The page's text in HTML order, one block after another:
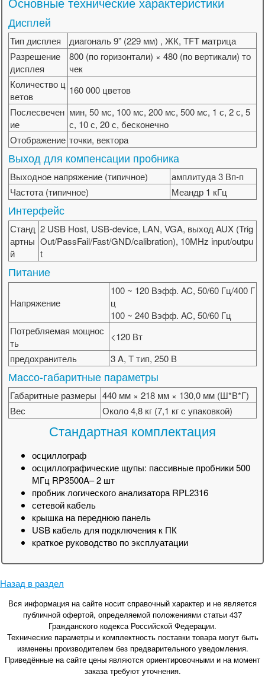
Дисплей
Тип дисплея
диагональ 9” (229 мм) , ЖК, TFT матрица
Разрешение
дисплея
800 (по горизонтали) × 480 (по вертикали) то
чек
Количество ц
ветов
160 000 цветов
Послесвечен
ие
мин, 50 мс, 100 мс, 200 мс, 500 мс, 1 с, 2 с, 5
с, 10 с, 20 с, бесконечно
Отображение точки, вектора
Выход для компенсации пробника
Выходное напряжение (типичное)
амплитуда 3 Вп-п
Частота (типичное)
Меандр 1 кГц
Интерфейс
Станд
артны
й
2 USB Host, USB-device, LAN, VGA, выход AUX (Trig
Out/PassFail/Fast/GND/calibration), 10MHz input/outpu
t
Питание
Напряжение
100 ~ 120 Вэфф. AC, 50/60 Гц/400 Г
ц
100 ~ 240 Вэфф. AC, 50/60 Гц
Потребляемая мощнос
ть
<120 Вт
предохранитель
3 A, T тип, 250 В
Массо-габаритные параметры
Габаритные размеры 440 мм × 218 мм × 130,0 мм (Ш*В*Г)
Вес
Около 4,8 кг (7,1 кг с упаковкой)
Стандартная комплектация
осциллограф
осциллографические щупы: пассивные пробники 500
МГц RP3500A– 2 шт
пробник логического анализатора RPL2316
сетевой кабель
крышка на переднюю панель
USB кабель для подключения к ПК
краткое руководство по эксплуатации
Назад в раздел
Вся информация на сайте носит справочный характер и не является
публичной офертой, определяемой положениями статьи 437
Гражданского кодекса Российской Федерации.
Технические параметры и комплектность поставки товара могут быть
изменены производителем без предварительного уведомления.
Приведённые на сайте цены являются ориентировочными и на момент
заказа требуют уточнения.